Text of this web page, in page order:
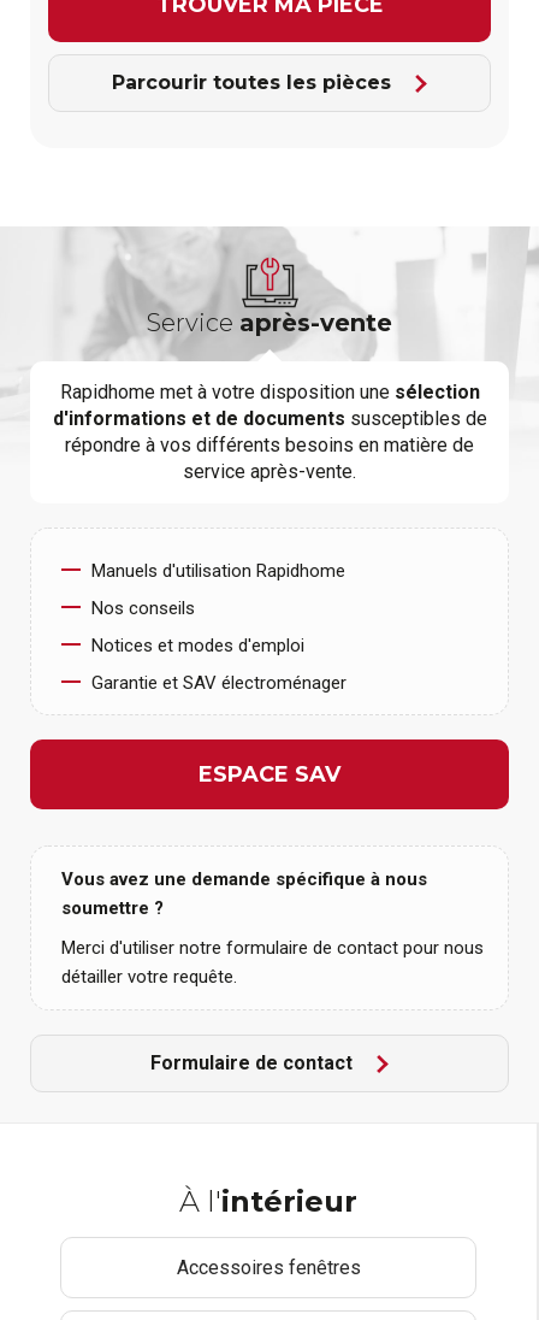
Parcourir toutes les pièces
Service après-vente
Rapidhome met à votre disposition une sélection
d'informations et de documents susceptibles de
répondre à vos différents besoins en matière de
service après-vente.
Manuels d'utilisation Rapidhome
Nos conseils
Notices et modes d'emploi
Garantie et SAV électroménager
ESPACE SAV
Vous avez une demande spécifique à nous
soumettre ?
Merci d'utiliser notre formulaire de contact pour nous
détailler votre requête.
Formulaire de contact
À l'intérieur
Accessoires fenêtres